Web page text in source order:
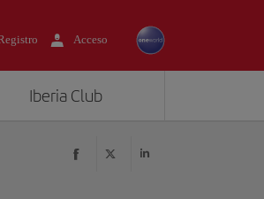
Acceso
Iberia Club